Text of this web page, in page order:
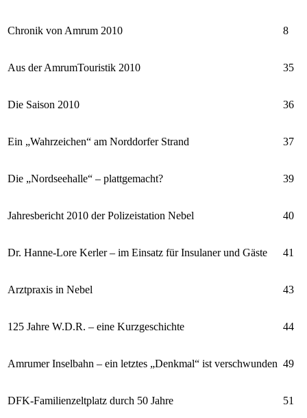
Chronik von Amrum 2010 8
Aus der AmrumTouristik 2010 35
Die Saison 2010 36
Ein „Wahrzeichen“ am Norddorfer Strand 37
Die „Nordseehalle“ – plattgemacht? 39
Jahresbericht 2010 der Polizeistation Nebel 40
Dr. Hanne-Lore Kerler – im Einsatz für Insulaner und Gäste 41
Arztpraxis in Nebel 43
125 Jahre W.D.R. – eine Kurzgeschichte 44
Amrumer Inselbahn – ein letztes „Denkmal“ ist verschwunden 49
DFK-Familienzeltplatz durch 50 Jahre 51